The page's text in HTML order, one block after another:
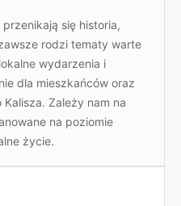
się historia,
rodzi tematy warte
wydarzenia i
dla mieszkańców oraz
Zależy nam na
na poziomie
życie.